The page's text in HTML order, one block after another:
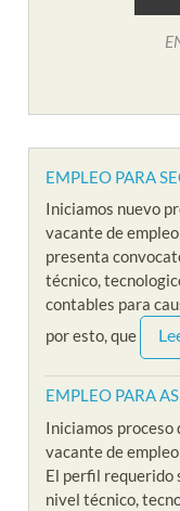
EMPLEO PARA
Iniciamos nuevo
vacante de
presenta
técnico,
contables para
por esto, que
EMPLEO PARA
Iniciamos
vacante de
El perfil requerido
nivel técnico,